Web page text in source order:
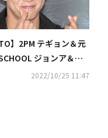
】2PM テギョン＆元
ジョンア＆ジ
イ・カウンら、映画
2022/10/25 11:47